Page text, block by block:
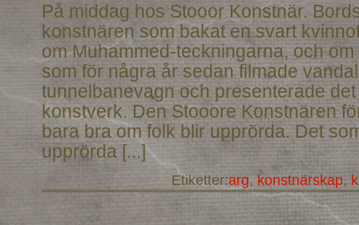
På middag hos Stooor Konstnär.
konstnären som bakat en svart
om Muhammed-teckningarna, och
som för några år sedan filmade
tunnelbanevagn och presenterade
konstverk. Den Stooore Konstnären
bara bra om folk blir upprörda. Det
upprörda [...]
Etiketter:arg,konstnärskap,